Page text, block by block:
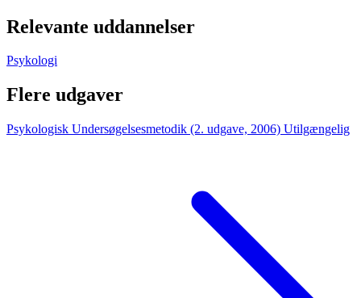
Relevante uddannelser
Psykologi
Flere udgaver
Psykologisk Undersøgelsesmetodik (2. udgave, 2006) Utilgængelig